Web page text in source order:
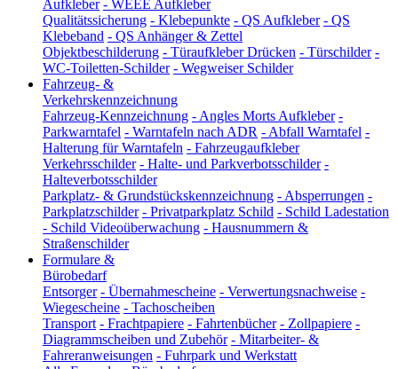
Aufkleber - WEEE Aufkleber
Qualitätssicherung - Klebepunkte - QS Aufkleber - QS
Klebeband - QS Anhänger & Zettel
Objektbeschilderung - Türaufkleber Drücken - Türschilder -
WC-Toiletten-Schilder - Wegweiser Schilder
Fahrzeug- &
Verkehrskennzeichnung
Fahrzeug-Kennzeichnung - Angles Morts Aufkleber -
Parkwarntafel - Warntafeln nach ADR - Abfall Warntafel -
Halterung für Warntafeln - Fahrzeugaufkleber
Verkehrsschilder - Halte- und Parkverbotsschilder -
Halteverbotsschilder
Parkplatz- & Grundstückskennzeichnung - Absperrungen -
Parkplatzschilder - Privatparkplatz Schild - Schild Ladestation
- Schild Videoüberwachung - Hausnummern &
Straßenschilder
Formulare &
Bürobedarf
Entsorger - Übernahmescheine - Verwertungsnachweise -
Wiegescheine - Tachoscheiben
Transport - Frachtpapiere - Fahrtenbücher - Zollpapiere -
Diagrammscheiben und Zubehör - Mitarbeiter- &
Fahreranweisungen - Fuhrpark und Werkstatt